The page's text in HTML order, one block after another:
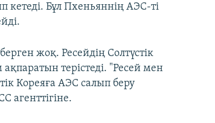
Бұл Пхеньяннің АЭС-ті
жоқ. Ресейдің Солтүстік
терістеді. "Ресей мен
Кореяға АЭС салып беру
агенттігіне.